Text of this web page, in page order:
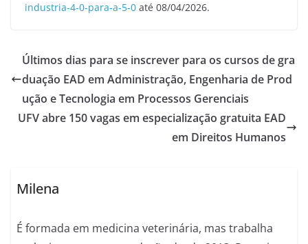
industria-4-0-para-a-5-0 até 08/04/2026.
Últimos dias para se inscrever para os cursos de gra
duação EAD em Administração, Engenharia de Prod
ução e Tecnologia em Processos Gerenciais
UFV abre 150 vagas em especialização gratuita EAD
em Direitos Humanos
Milena
É formada em medicina veterinária, mas trabalha